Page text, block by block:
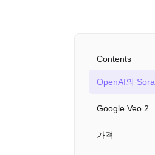
Contents
OpenAI의 Sora
Google Veo 2
가격